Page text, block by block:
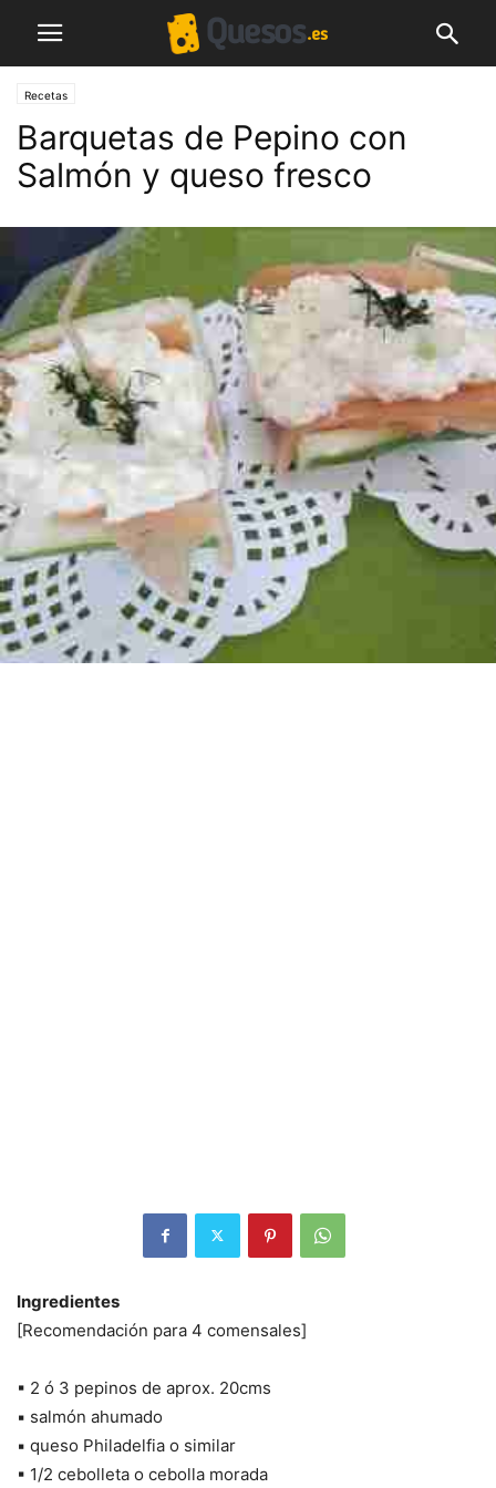
Recetas
Barquetas de Pepino con
Salmón y queso fresco
Ingredientes
[Recomendación para 4 comensales]
▪ 2 ó 3 pepinos de aprox. 20cms
▪ salmón ahumado
▪ queso Philadelfia o similar
▪ 1/2 cebolleta o cebolla morada